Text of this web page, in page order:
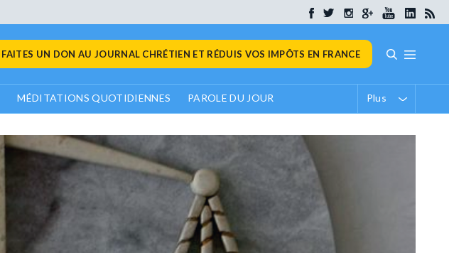
FAITES UN DON AU JOURNAL CHRÉTIEN ET RÉDUIS VOS IMPÔTS EN FRANCE
MÉDITATIONS QUOTIDIENNES PAROLE DU JOUR Plus